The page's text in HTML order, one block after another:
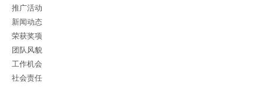
推广活动
新闻动态
荣获奖项
团队风貌
工作机会
社会责任